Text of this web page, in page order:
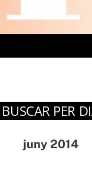
BUSCAR PER
juny 2014